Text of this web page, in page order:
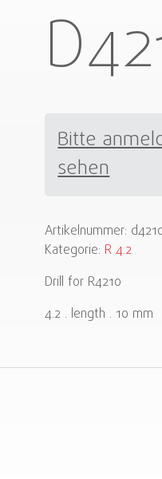
Bitte
sehen
Artikelnummer:
Kategorie: R 4.2
Drill for R4210
4.2 . length . 10 mm